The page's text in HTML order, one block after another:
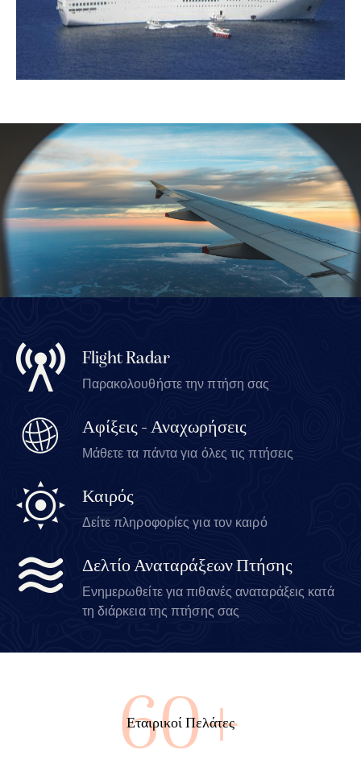
Flight Radar
Παρακολουθήστε την πτήση σας
Αφίξεις - Αναχωρήσεις
Μάθετε τα πάντα για όλες τις πτήσεις
Καιρός
Δείτε πληροφορίες για τον καιρό
Δελτίο Αναταράξεων Πτήσης
Ενημερωθείτε για πιθανές αναταράξεις κατά
τη διάρκεια της πτήσης σας
100+
Εταιρικοί Πελάτες